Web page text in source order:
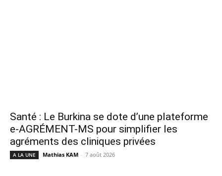
Santé : Le Burkina se dote d’une plateforme
e-AGRÉMENT-MS pour simplifier les
agréments des cliniques privées
A LA UNE Mathias KAM - 7 août 2026